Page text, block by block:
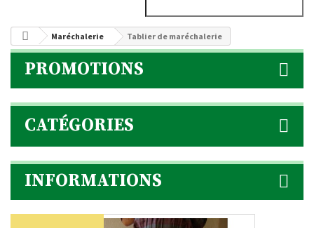
Maréchalerie Tablier de maréchalerie
PROMOTIONS
CATÉGORIES
INFORMATIONS